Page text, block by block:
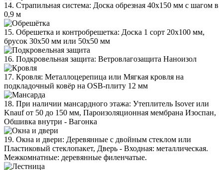
14. Страпильная система: Доска обрезная 40х150 мм с шагом в
0,9 м
15. Обрешетка и контробрешетка: Доска 1 сорт 20х100 мм,
брусок 30х50 мм или 50х50 мм
16. Подкровельная защита: Ветровлагозащита Наноизол
17. Кровля: Металлоцерепица или Мягкая кровля на
подкладочный ковёр на OSB-плиту 12 мм
18. При наличии мансардного этажа: Утеплитель Isover или
Knauf от 50 до 150 мм, Пароизоляционная мембрана Изоспан,
Обшивка внутри - Вагонка
19. Окна и двери: Деревянные с двойным стеклом или
Пластиковый стеклопакет, Дверь - Входная: металлическая.
Межкомнатные: деревянные филенчатые.